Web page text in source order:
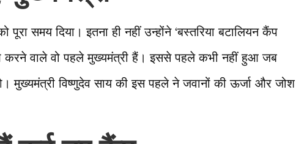
समय दिया। इतना ही नहीं उन्होंने ‘बस्तरिया बटालियन कैंप
करने वाले वो पहले मुख्यमंत्री हैं। इससे पहले कभी नहीं हुआ जब
मुख्यमंत्री विष्णुदेव साय की इस पहले ने जवानों की ऊर्जा और जोश